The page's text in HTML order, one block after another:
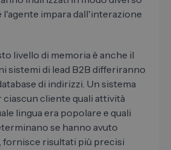
impara dall'interazione
livello di memoria è anche il
sistemi di lead B2B differiranno
di indirizzi. Un sistema
cliente quali attività
lingua era popolare e quali
se hanno avuto
fornisce risultati più precisi